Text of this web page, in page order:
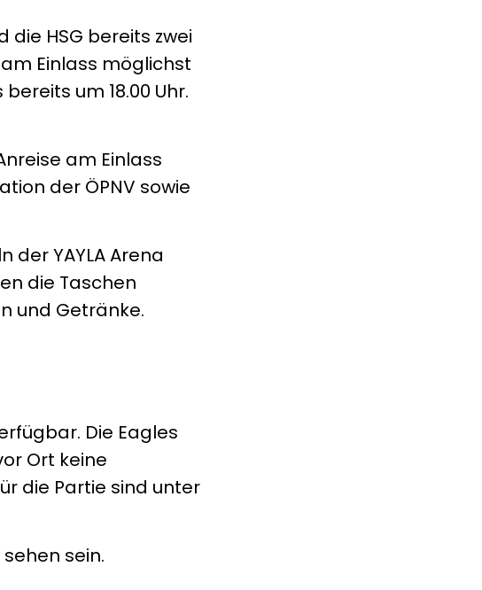
HSG bereits zwei
Einlass möglichst
um 18.00 Uhr.
am Einlass
der ÖPNV sowie
YAYLA Arena
die Taschen
und Getränke.
Die Eagles
Ort keine
die Partie sind unter
sein.